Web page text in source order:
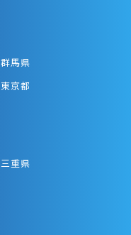
群馬県
東京都
三重県